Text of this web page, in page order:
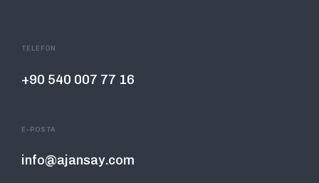
TELEFON
+90 540 007 77 16
E-POSTA
info@ajansay.com